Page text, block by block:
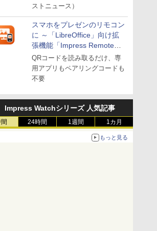
ストニュース）
スマホをプレゼンのリモコン
に ～「LibreOffice」向け拡
張機能「Impress Remote」
が公開
QRコードを読み取るだけ、専
用アプリもペアリングコードも
不要
Impress Watchシリーズ 人気記事
24時間 1週間 1カ月
もっと見る